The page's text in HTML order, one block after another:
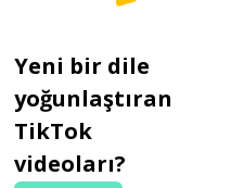
Yeni bir dile
yoğunlaştıran
TikTok
videoları?